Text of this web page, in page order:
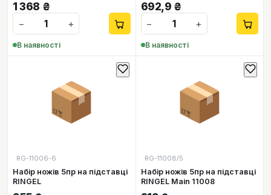
1 368 ₴
−
+
В наявності
692,9 ₴
−
+
В наявності
📦
RG-11006-6
Набір ножів 5пр на підставці
RINGEL
📦
RG-11008/5
Набір ножів 5пр на підставці
RINGEL Main 11008